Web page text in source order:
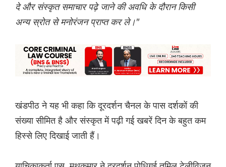
दे और संस्कृत समाचार पढ़े जाने की अवधि के दौरान किसी
अन्य स्रोत से मनोरंजन प्राप्त कर ले।"
खंडपीठ ने यह भी कहा कि दूरदर्शन चैनल के पास दर्शकों की
संख्या सीमित है और संस्कृत में पढ़ी गई खबरें दिन के बहुत कम
हिस्से लिए दिखाई जाती हैं।